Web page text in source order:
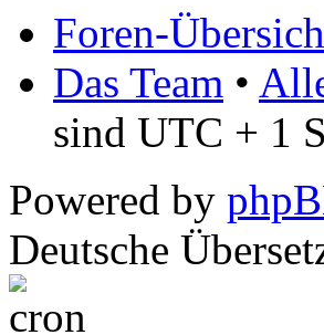
Foren-
Das Team •
sind UTC + 1
Powered by
Deutsche